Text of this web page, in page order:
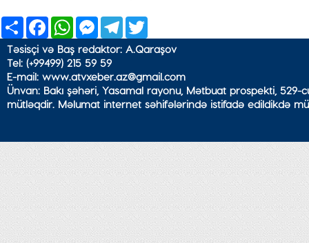
ShareFacebookWhatsApp
Messenger
Telegram
Təsisçi və Baş redaktor: A.Qaraşov
Tel: (+99499) 215 59 59
E-mail: www.atvxeber.az@gmail.com
Ünvan: Bakı şəhəri, Yasamal rayonu, Mətbuat prospekti,
mütləqdir. Məlumat internet səhifələrində istifadə edildikdə